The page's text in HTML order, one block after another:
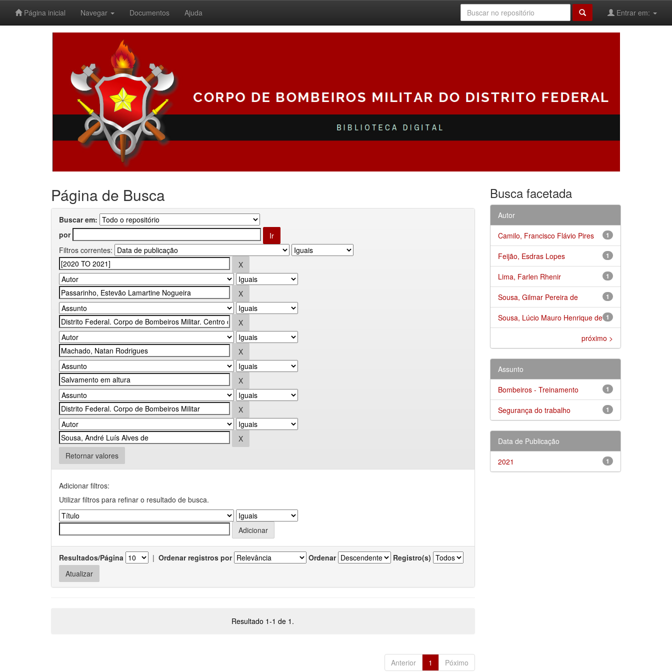
Página inicial Navegar Documentos Ajuda Entrar em:
Página de Busca
Buscar em:
por
Filtros correntes:
Retornar valores
Adicionar filtros:
Utilizar filtros para refinar o resultado de busca.
Resultados/Página | Ordenar registros por Ordenar Registro(s)
Resultado 1-1 de 1.
Anterior 1 Póximo
Busca facetada
Autor
1
Camilo, Francisco Flávio Pires
1
Feijão, Esdras Lopes
1
Lima, Farlen Rhenir
1
Sousa, Gilmar Pereira de
1
Sousa, Lúcio Mauro Henrique de
próximo >
Assunto
1
Bombeiros - Treinamento
1
Segurança do trabalho
Data de Publicação
1
2021